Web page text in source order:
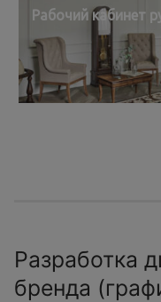
Рабочий кабинет
Разработка
бренда